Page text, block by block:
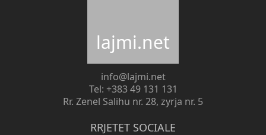
lajmi.net
info@lajmi.net
Tel: +383 49 131 131
Rr. Zenel Salihu nr. 28, zyrja nr. 5
RRJETET SOCIALE